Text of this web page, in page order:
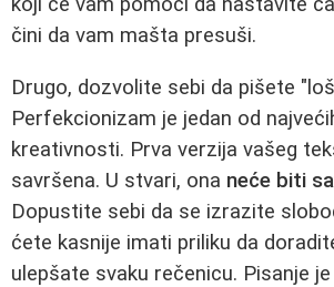
čini da vam mašta presuši.
Drugo, dozvolite sebi da pišete
Perfekcionizam je jedan od
kreativnosti. Prva verzija vašeg
savršena. U stvari, ona neće biti
Dopustite sebi da se izrazite
ćete kasnije imati priliku da
ulepšate svaku rečenicu. Pisanje